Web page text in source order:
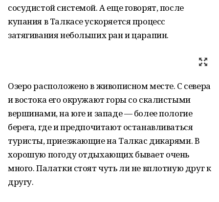
сосудистой системой. А еще говорят, после
купания в Талкасе ускоряется процесс
затягивания небольших ран и царапин.
Озеро расположено в живописном месте. С севера
и востока его окружают горы со скалистыми
вершинами, на юге и западе — более пологие
берега, где и предпочитают останавливаться
туристы, приезжающие на Талкас дикарями. В
хорошую погоду отдыхающих бывает очень
много. Палатки стоят чуть ли не вплотную друг к
другу.